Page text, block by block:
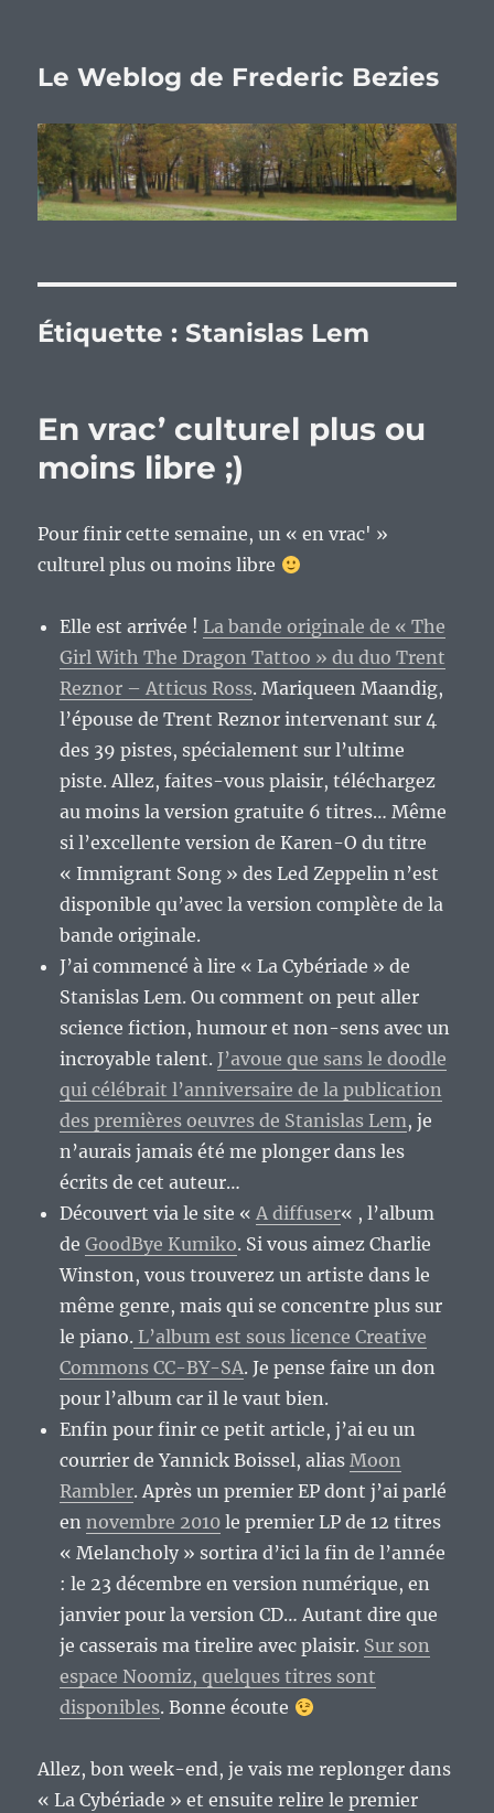
Le Weblog de Frederic Bezies
Étiquette : Stanislas Lem
En vrac’ culturel plus ou
moins libre ;)
Pour finir cette semaine, un « en vrac' »
culturel plus ou moins libre
Elle est arrivée ! La bande originale de « The
Girl With The Dragon Tattoo » du duo Trent
Reznor – Atticus Ross. Mariqueen Maandig,
l’épouse de Trent Reznor intervenant sur 4
des 39 pistes, spécialement sur l’ultime
piste. Allez, faites-vous plaisir, téléchargez
au moins la version gratuite 6 titres… Même
si l’excellente version de Karen-O du titre
« Immigrant Song » des Led Zeppelin n’est
disponible qu’avec la version complète de la
bande originale.
J’ai commencé à lire « La Cybériade » de
Stanislas Lem. Ou comment on peut aller
science fiction, humour et non-sens avec un
incroyable talent. J’avoue que sans le doodle
qui célébrait l’anniversaire de la publication
des premières oeuvres de Stanislas Lem, je
n’aurais jamais été me plonger dans les
écrits de cet auteur…
Découvert via le site «A diffuser« , l’album
deGoodBye Kumiko. Si vous aimez Charlie
Winston, vous trouverez un artiste dans le
même genre, mais qui se concentre plus sur
le piano. L’album est sous licence Creative
Commons CC-BY-SA. Je pense faire un don
pour l’album car il le vaut bien.
Enfin pour finir ce petit article, j’ai eu un
courrier de Yannick Boissel, aliasMoon
Rambler. Après un premier EP dont j’ai parlé
ennovembre 2010 le premier LP de 12 titres
« Melancholy » sortira d’ici la fin de l’année
: le 23 décembre en version numérique, en
janvier pour la version CD… Autant dire que
je casserais ma tirelire avec plaisir. Sur son
espace Noomiz, quelques titres sont
disponibles. Bonne écoute
Allez, bon week-end, je vais me replonger dans
« La Cybériade » et ensuite relire le premier